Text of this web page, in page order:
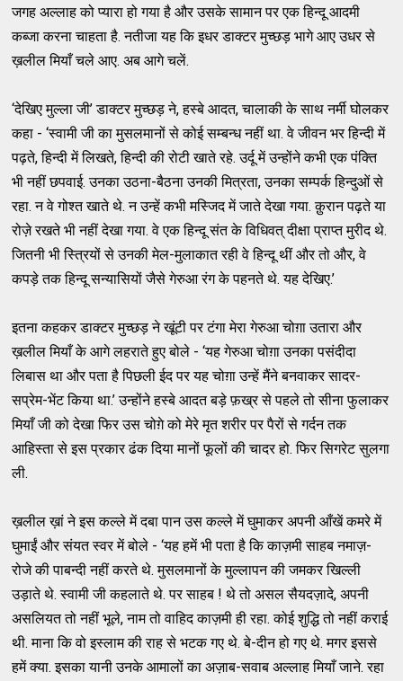
जगह अल्लाह को प्यारा हो गया है और उसके सामान पर एक हिन्दू आदमी
कब्जा करना चाहता है. नतीजा यह कि इधर डाक्टर मुच्छड़ भागे आए उधर से
ख़लील मियाँ चले आए. अब आगे चलें.
‘देखिए मुल्ला जी’ डाक्टर मुच्छड़ ने, हस्बे आदत, चालाकी के साथ नर्मी घोलकर
कहा - ‘स्वामी जी का मुसलमानों से कोई सम्बन्ध नहीं था. वे जीवन भर हिन्दी में
पढ़ते, हिन्दी में लिखते, हिन्दी की रोटी खाते रहे. उर्दू में उन्होंने कभी एक पंक्ति
भी नहीं छपवाई. उनका उठना-बैठना उनकी मित्रता, उनका सम्पर्क हिन्दुओं से
रहा. न वे गोश्त खाते थे. न उन्हें कभी मस्जिद में जाते देखा गया. क़ुरान पढ़ते या
रोज़े रखते भी नहीं देखा गया. वे एक हिन्दू संत के विधिवत् दीक्षा प्राप्त मुरीद थे.
जितनी भी स्त्रियों से उनकी मेल-मुलाकात रही वे हिन्दू थीं और तो और, वे
कपड़े तक हिन्दू सन्यासियों जैसे गेरुआ रंग के पहनते थे. यह देखिए.’
इतना कहकर डाक्टर मुच्छड़ ने खूंटी पर टंगा मेरा गेरुआ चोग़ा उतारा और
ख़लील मियाँ के आगे लहराते हुए बोले - ‘यह गेरुआ चोग़ा उनका पसंदीदा
लिबास था और पता है पिछली ईद पर यह चोग़ा उन्हें मैंने बनवाकर सादर-
सप्रेम-भेंट किया था.’ उन्होंने हस्बे आदत बड़े फ़ख्र से पहले तो सीना फुलाकर
मियाँ जी को देखा फिर उस चोग़े को मेरे मृत शरीर पर पैरों से गर्दन तक
आहिस्ता से इस प्रकार ढंक दिया मानों फूलों की चादर हो. फिर सिगरेट सुलगा
ली.
ख़लील ख़ां ने इस कल्ले में दबा पान उस कल्ले में घुमाकर अपनी आँखें कमरे में
घुमाईं और संयत स्वर में बोले - ‘यह हमें भी पता है कि काज़मी साहब नमाज़-
रोजे की पाबन्दी नहीं करते थे. मुसलमानों के मुल्लापन की जमकर खिल्ली
उड़ाते थे. स्वामी जी कहलाते थे. पर साहब ! थे तो असल सैयदज़ादे, अपनी
असलियत तो नहीं भूले, नाम तो वाहिद काज़मी ही रहा. कोई शुद्धि तो नहीं कराई
थी. माना कि वो इस्लाम की राह से भटक गए थे. बे-दीन हो गए थे. मगर इससे
हमें क्या. इसका यानी उनके आमालों का अज़ाब-सवाब अल्लाह मियाँ जाने. रहा